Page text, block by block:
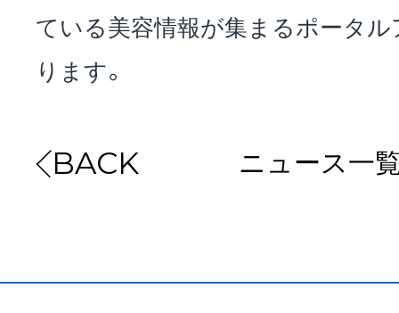
ている美容情報が集まるポータ
ります。
BACK ニュース一